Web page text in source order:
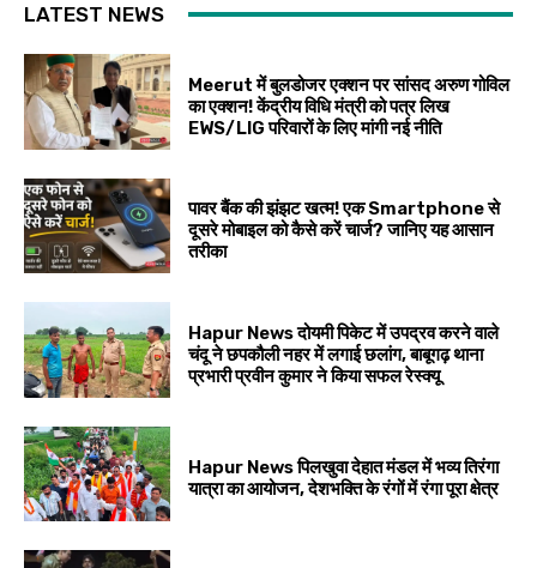
LATEST NEWS
Meerut में बुलडोजर एक्शन पर सांसद अरुण गोविल
का एक्शन! केंद्रीय विधि मंत्री को पत्र लिख
EWS/LIG परिवारों के लिए मांगी नई नीति
पावर बैंक की झंझट खत्म! एक Smartphone से
दूसरे मोबाइल को कैसे करें चार्ज? जानिए यह आसान
तरीका
Hapur News दोयमी पिकेट में उपद्रव करने वाले
चंदू ने छपकौली नहर में लगाई छलांग, बाबूगढ़ थाना
प्रभारी प्रवीन कुमार ने किया सफल रेस्क्यू
Hapur News पिलखुवा देहात मंडल में भव्य तिरंगा
यात्रा का आयोजन, देशभक्ति के रंगों में रंगा पूरा क्षेत्र